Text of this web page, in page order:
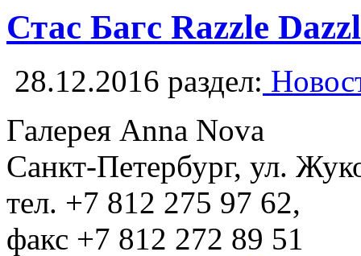
Стас Багс Razzle
28.12.2016 раздел:
Галерея Anna Nova
Санкт-Петербург, ул.
тел. +7 812 275 97 62,
факс +7 812 272 89 51